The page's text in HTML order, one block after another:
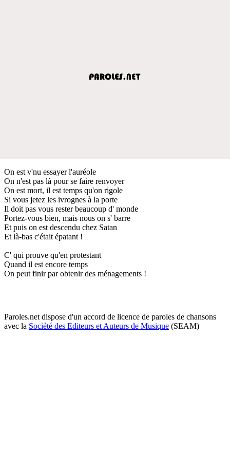
On est v'nu essayer l'auréole
On n'est pas là pour se faire renvoyer
On est mort, il est temps qu'on rigole
Si vous jetez les ivrognes à la porte
Il doit pas vous rester beaucoup d' monde
Portez-vous bien, mais nous on s' barre
Et puis on est descendu chez Satan
Et là-bas c'était épatant !
C' qui prouve qu'en protestant
Quand il est encore temps
On peut finir par obtenir des ménagements !
Paroles.net dispose d'un accord de licence de paroles de chansons
avec la Société des Editeurs et Auteurs de Musique (SEAM)